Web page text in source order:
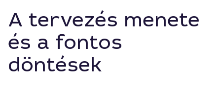
A tervezés menete
és a fontos
döntések